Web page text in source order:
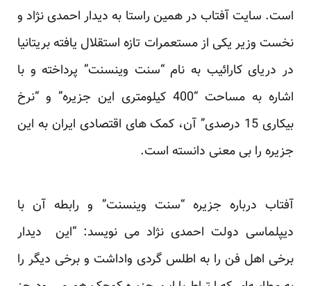
است. سایت آفتاب در همین راستا به دیدار احمدی نژاد و
نخست وزیر یکی از مستعمرات تازه استقلال یافته بریتانیا
در دریای کارائیب به نام “سنت وینسنت” پرداخته و با
اشاره به مساحت “400 کیلومتری این جزیره” و “نرخ
بیکاری 15 درصدی” آن، کمک های اقتصادی ایران به این
جزیره را بی معنی دانسته است.
آفتاب درباره جزیره “سنت وینسنت” و رابطه آن با
دیپلماسی دولت احمدی نژاد می نویسد: “این دیدار
برخی اهل فن را به اطلس گردی واداشت و برخی دیگر را